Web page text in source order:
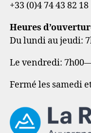
+33 (0)4 74 43 82 18
Heures
Du lundi au jeudi:
Le vendredi:
Fermé les samedi